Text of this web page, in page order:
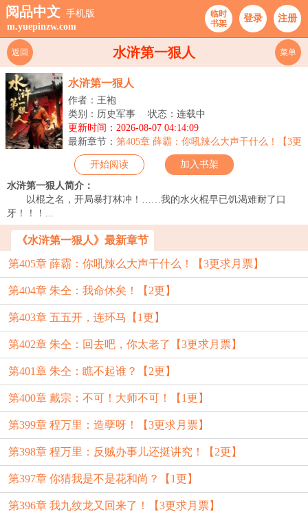
阅品中文 手机版
m.yuepinzw.com
临时
书架
登录 注册
水浒第一狠人
返回 菜单
水浒第一狠人
作者：王袍
类别：历史军事
状态：连载中
更新时间：2026-08-07 04:14:09
最新章节： 第405章 薛霸：你吼辣么大声干什么！【3更
求月票】
开始阅读
加入书架
水浒第一狠人简介：
以棍之名，开局暴打林冲！……我的水火棍早已饥渴难耐了口
牙！！！...
《水浒第一狠人》最新章节
第405章 薛霸：你吼辣么大声干什么！【3更求月票】
第404章 朱仝：我命休矣！【2更】
第403章 五五开，连环马【1更】
第402章 朱仝：回去吧，你太老了【3更求月票】
第401章 朱仝：瞧不起谁？【2更】
第400章 戴宗：不可！大师不可！【1更】
第399章 程万里：造孽呀！【3更求月票】
第398章 程万里：反贼办事儿还挺讲究！【2更】
第397章 你猜我是不是花和尚？【1更】
第396章 我九纹龙又回来了！【3更求月票】